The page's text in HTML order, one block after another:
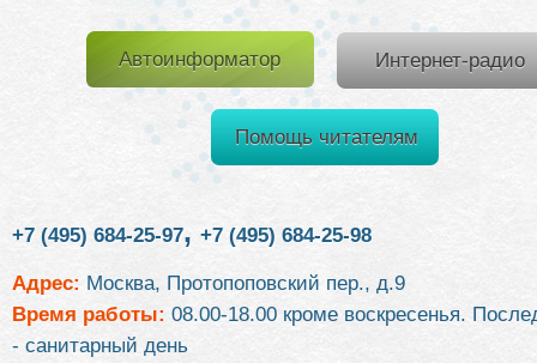
Автоинформатор Интернет-радио
Помощь читателям
+7 (495) 684-25-97, +7 (495) 684-25-98
Адрес: Москва, Протопоповский пер., д.9
Время работы: 08.00-18.00 кроме воскресенья.
- санитарный день